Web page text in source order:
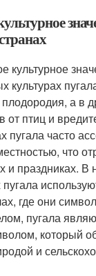
культурное
культурах
а в
от птиц и
пугала часто
что
и праздниках. В
пугала
где они
пугала
который
и